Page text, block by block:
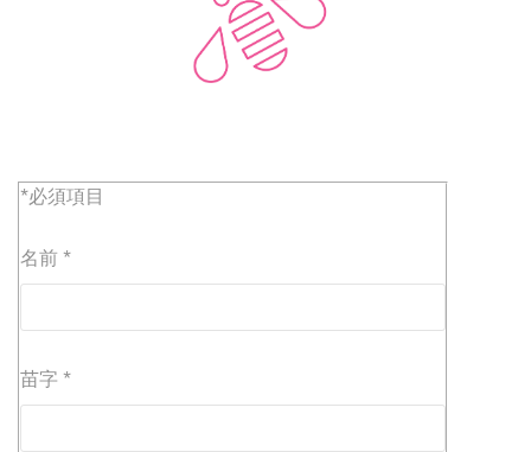
*必須項目
名前 *
苗字 *